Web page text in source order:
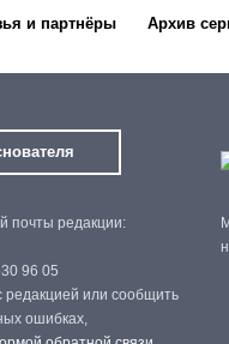
и партнёры Архив
почты редакции:
96 05
редакцией или сообщить
ошибках,